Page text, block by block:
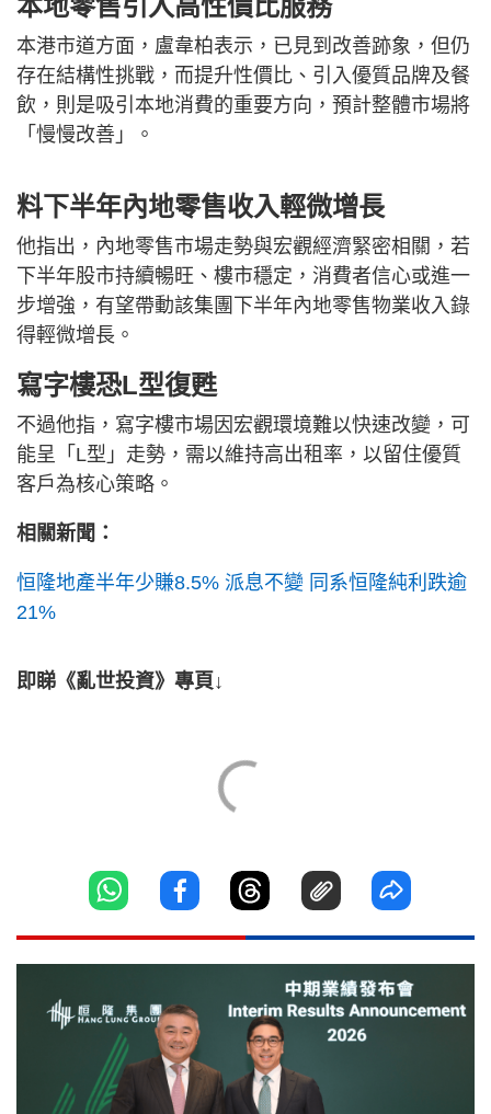
本地零售引入高性價比服務
本港市道方面，盧韋柏表示，已見到改善跡象，但仍
存在結構性挑戰，而提升性價比、引入優質品牌及餐
飲，則是吸引本地消費的重要方向，預計整體市場將
「慢慢改善」。
料下半年內地零售收入輕微增長
他指出，內地零售市場走勢與宏觀經濟緊密相關，若
下半年股市持續暢旺、樓市穩定，消費者信心或進一
步增強，有望帶動該集團下半年內地零售物業收入錄
得輕微增長。
寫字樓恐L型復甦
不過他指，寫字樓市場因宏觀環境難以快速改變，可
能呈「L型」走勢，需以維持高出租率，以留住優質
客戶為核心策略。
相關新聞：
恒隆地產半年少賺8.5% 派息不變 同系恒隆純利跌逾
21%
即睇《亂世投資》專頁↓